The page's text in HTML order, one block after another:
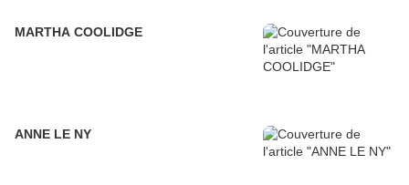
MARTHA COOLIDGE
ANNE LE NY